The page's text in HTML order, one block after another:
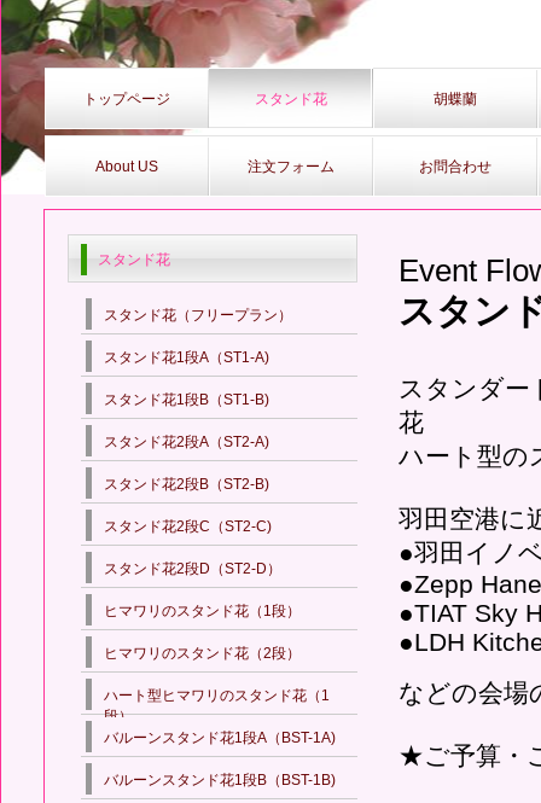
トップページ スタンド花 胡蝶蘭
About US 注文フォーム お問合わせ
Event
スタン
スタンダー
花
ハート型の
羽田空港に
●羽田イノ
●Zepp
●TIAT Sky
●LDH
などの会場
★ご予算・
スタンド花
スタンド花（フリープラン）
スタンド花1段A（ST1-A)
スタンド花1段B（ST1-B)
スタンド花2段A（ST2-A)
スタンド花2段B（ST2-B)
スタンド花2段C（ST2-C)
スタンド花2段D（ST2-D）
ヒマワリのスタンド花（1段）
ヒマワリのスタンド花（2段）
ハート型ヒマワリのスタンド花（1
段）
バルーンスタンド花1段A（BST-1A)
バルーンスタンド花1段B（BST-1B)